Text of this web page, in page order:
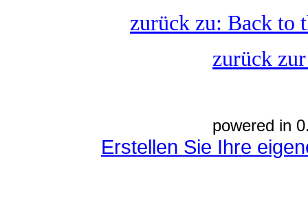
zurück zu: Back to
zurück
powered in
Erstellen Sie Ihre